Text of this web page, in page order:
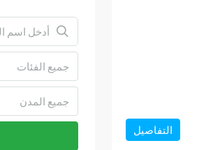
التفاصيل
جميع الفئات
جميع المدن